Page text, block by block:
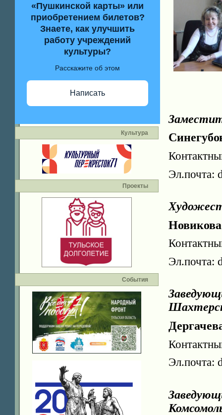
«Пушкинской карты» или
приобретением билетов?
Знаете, как улучшить
работу учреждений
культуры?
Расскажите об этом
Написать
Культура
Проекты
События
Эл.почта:
Эл.почта:
Эл.почта: